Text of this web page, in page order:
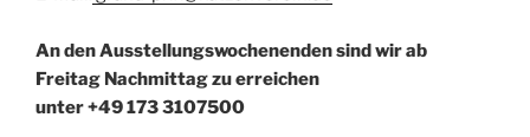
An den Ausstellungswochenenden sind wir ab
Freitag Nachmittag zu erreichen
unter +49 173 3107500